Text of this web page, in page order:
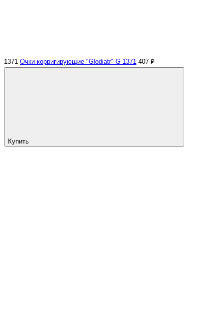
1371 Очки корригирующие "Glodiatr" G 1371 407 ₽
Купить